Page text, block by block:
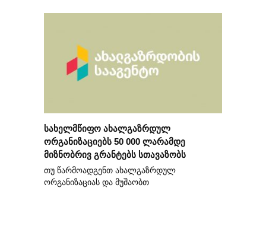
სახელმწიფო ახალგაზრდულ
ორგანიზაციებს 50 000 ლარამდე
მიზნობრივ გრანტებს სთავაზობს
თუ წარმოადგენთ ახალგაზრდულ
ორგანიზაციას და მუშაობთ